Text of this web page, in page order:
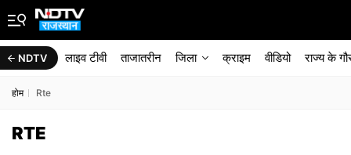
NDTV लाइव टीवी ताजातरीन जिला क्राइम वीडियो राज्‍य के
होम Rte
RTE